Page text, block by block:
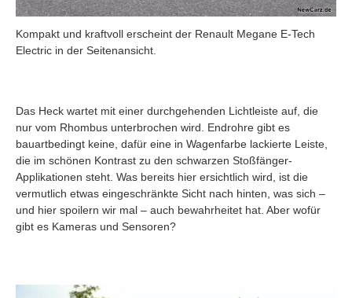
Kompakt und kraftvoll erscheint der Renault Megane E-Tech
Electric in der Seitenansicht.
Das Heck wartet mit einer durchgehenden Lichtleiste auf, die
nur vom Rhombus unterbrochen wird. Endrohre gibt es
bauartbedingt keine, dafür eine in Wagenfarbe lackierte Leiste,
die im schönen Kontrast zu den schwarzen Stoßfänger-
Applikationen steht. Was bereits hier ersichtlich wird, ist die
vermutlich etwas eingeschränkte Sicht nach hinten, was sich –
und hier spoilern wir mal – auch bewahrheitet hat. Aber wofür
gibt es Kameras und Sensoren?